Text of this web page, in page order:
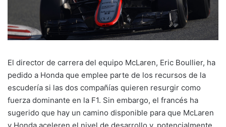
El director de carrera del equipo McLaren, Eric Boullier, ha
pedido a Honda que emplee parte de los recursos de la
escudería si las dos compañías quieren resurgir como
fuerza dominante en la F1. Sin embargo, el francés ha
sugerido que hay un camino disponible para que McLaren